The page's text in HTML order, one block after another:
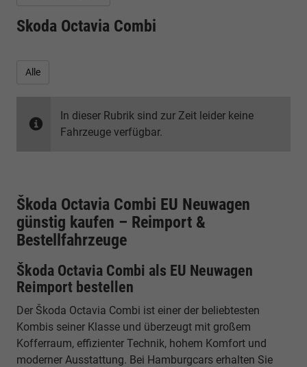
Skoda Octavia Combi
Alle
In dieser Rubrik sind zur Zeit leider keine
Fahrzeuge verfügbar.
Škoda Octavia Combi EU Neuwagen
günstig kaufen – Reimport &
Bestellfahrzeuge
Škoda Octavia Combi als EU Neuwagen
Reimport bestellen
Der Škoda Octavia Combi ist einer der beliebtesten
Kombis seiner Klasse und überzeugt mit großem
Kofferraum, effizienter Technik, hohem Komfort und
moderner Ausstattung. Bei Hamburgcars erhalten Sie